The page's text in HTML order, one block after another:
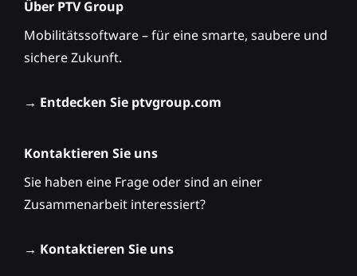
Über PTV Group
Mobilitätssoftware – für eine smarte, saubere und
sichere Zukunft.
→ Entdecken Sie ptvgroup.com
Kontaktieren Sie uns
Sie haben eine Frage oder sind an einer
Zusammenarbeit interessiert?
→ Kontaktieren Sie uns